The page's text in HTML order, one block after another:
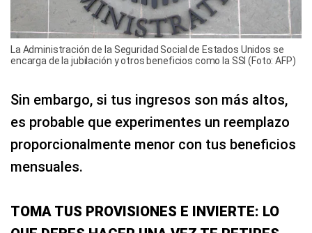
La Administración de la Seguridad Social de Estados Unidos se
encarga de la jubilación y otros beneficios como la SSI (Foto: AFP)
Sin embargo, si tus ingresos son más altos,
es probable que experimentes un reemplazo
proporcionalmente menor con tus beneficios
mensuales.
TOMA TUS PROVISIONES E INVIERTE: LO